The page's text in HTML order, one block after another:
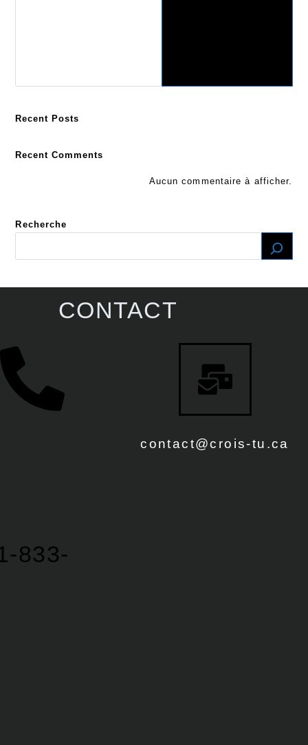
Recent Posts
Recent Comments
Aucun commentaire à afficher.
Recherche
CONTACT
833-
contact@crois-tu.ca